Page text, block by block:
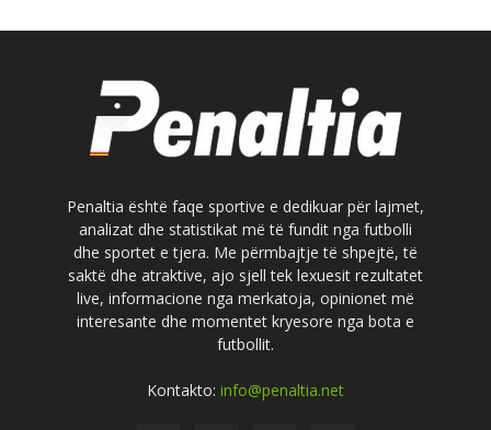
Penaltia është faqe sportive e dedikuar për lajmet,
analizat dhe statistikat më të fundit nga futbolli
dhe sportet e tjera. Me përmbajtje të shpejtë, të
saktë dhe atraktive, ajo sjell tek lexuesit rezultatet
live, informacione nga merkatoja, opinionet më
interesante dhe momentet kryesore nga bota e
futbollit.
Kontakto: info@penaltia.net